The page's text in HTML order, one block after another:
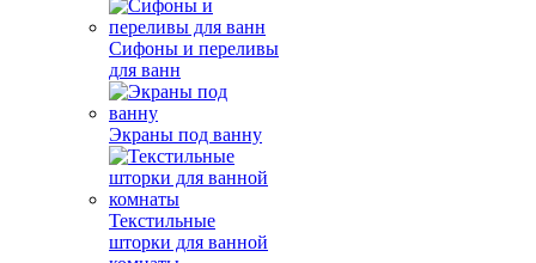
Сифоны и переливы
для ванн
Экраны под ванну
Текстильные
шторки для ванной